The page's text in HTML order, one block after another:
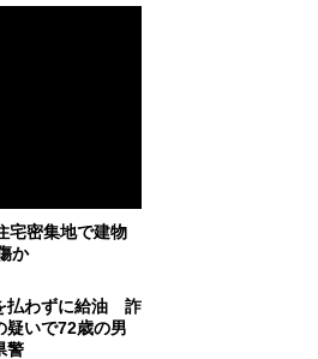
宅密集地で建物
か
払わずに給油 詐
疑いで72歳の男
警